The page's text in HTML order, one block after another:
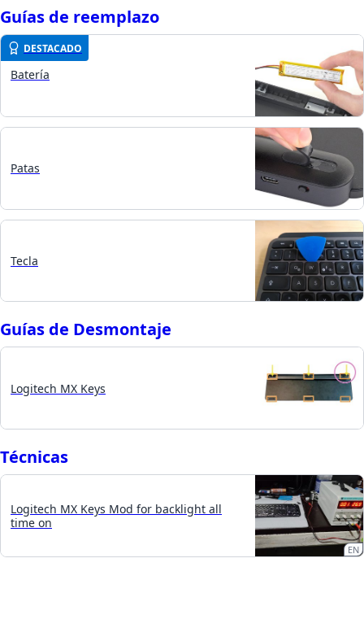
Guías de reemplazo
DESTACADO
Batería
Patas
Tecla
Guías de Desmontaje
Logitech MX Keys
Técnicas
Logitech MX Keys Mod for backlight all
time on
EN